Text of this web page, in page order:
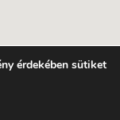
érdekében sütiket